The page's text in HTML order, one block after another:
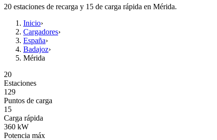
20 estaciones de recarga y 15 de carga rápida en Mérida.
Inicio›
Cargadores›
España›
Badajoz›
Mérida
20
Estaciones
129
Puntos de carga
15
Carga rápida
360 kW
Potencia máx